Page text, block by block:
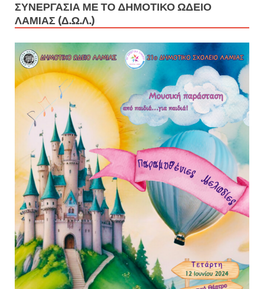
ΣΥΝΕΡΓΑΣΊΑ ΜΕ ΤΟ ΔΗΜΟΤΙΚΌ ΩΔΕΊΟ
ΛΑΜΊΑΣ (Δ.Ω.Λ.)